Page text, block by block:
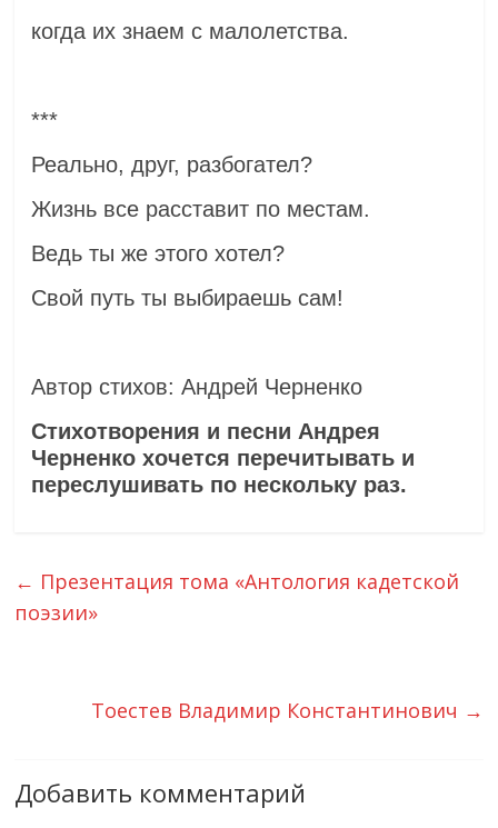
когда их знаем с малолетства.
***
Реально, друг, разбогател?
Жизнь все расставит по местам.
Ведь ты же этого хотел?
Свой путь ты выбираешь сам!
Автор стихов: Андрей Черненко
Стихотворения и песни Андрея
Черненко хочется перечитывать и
переслушивать по нескольку раз.
← Презентация тома «Антология кадетской
поэзии»
Тоестев Владимир Константинович →
Добавить комментарий